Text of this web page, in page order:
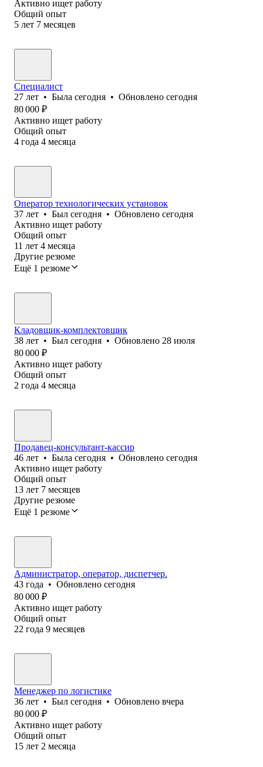
Активно ищет работу
Общий опыт
5 лет 7 месяцев
Специалист
27 лет • Была сегодня • Обновлено сегодня
80 000 ₽
Активно ищет работу
Общий опыт
4 года 4 месяца
Оператор технологических установок
37 лет • Был сегодня • Обновлено сегодня
Активно ищет работу
Общий опыт
11 лет 4 месяца
Другие резюме
Ещё 1 резюме
Кладовщик-комплектовщик
38 лет • Был сегодня • Обновлено 28 июля
80 000 ₽
Активно ищет работу
Общий опыт
2 года 4 месяца
Продавец-консультант-кассир
46 лет • Была сегодня • Обновлено сегодня
Активно ищет работу
Общий опыт
13 лет 7 месяцев
Другие резюме
Ещё 1 резюме
Администратор, оператор, диспетчер.
43 года • Обновлено сегодня
80 000 ₽
Активно ищет работу
Общий опыт
22 года 9 месяцев
Менеджер по логистике
36 лет • Был сегодня • Обновлено вчера
80 000 ₽
Активно ищет работу
Общий опыт
15 лет 2 месяца